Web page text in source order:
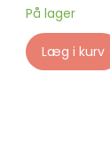
På lager
Læg i kurv